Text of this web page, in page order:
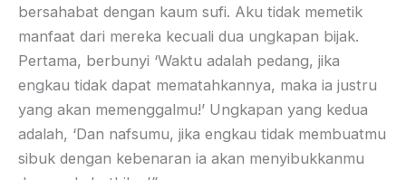
bersahabat dengan kaum sufi. Aku tidak memetik
manfaat dari mereka kecuali dua ungkapan bijak.
Pertama, berbunyi ‘Waktu adalah pedang, jika
engkau tidak dapat mematahkannya, maka ia justru
yang akan memenggalmu!’ Ungkapan yang kedua
adalah, ‘Dan nafsumu, jika engkau tidak membuatmu
sibuk dengan kebenaran ia akan menyibukkanmu